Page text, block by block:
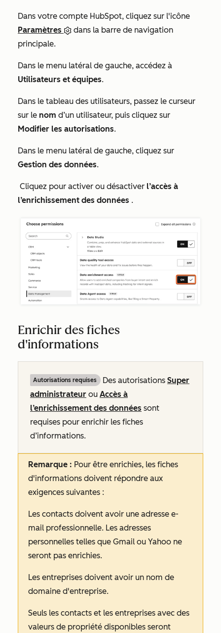
Dans votre compte HubSpot, cliquez sur l'icône
Paramètres
dans la barre de navigation
principale.
Dans le menu latéral de gauche, accédez à
Utilisateurs et équipes.
Dans le tableau des utilisateurs, passez le curseur
sur le nom d’un utilisateur, puis cliquez sur
Modifier les autorisations.
Dans le menu latéral de gauche, cliquez sur
Gestion des données.
Cliquez pour activer ou désactiver l’accès à
l’enrichissement des données .
Enrichir des fiches
d'informations
Autorisations requises Des autorisations Super
administrateur ou Accès à
l’enrichissement des données sont
requises pour enrichir les fiches
d’informations.
Remarque : Pour être enrichies, les fiches
d'informations doivent répondre aux
exigences suivantes :
Les contacts doivent avoir une adresse e-
mail professionnelle. Les adresses
personnelles telles que Gmail ou Yahoo ne
seront pas enrichies.
Les entreprises doivent avoir un nom de
domaine d'entreprise.
Seuls les contacts et les entreprises avec des
valeurs de propriété disponibles seront